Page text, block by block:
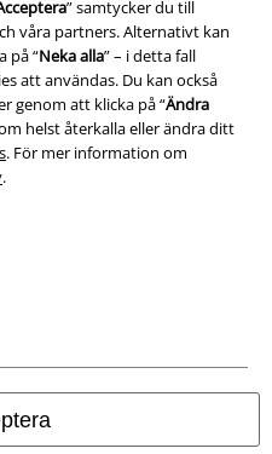
” samtycker du till
våra partners. Alternativt kan
på “Neka alla” – i detta fall
att användas. Du kan också
genom att klicka på “Ändra
helst återkalla eller ändra ditt
. För mer information om
.